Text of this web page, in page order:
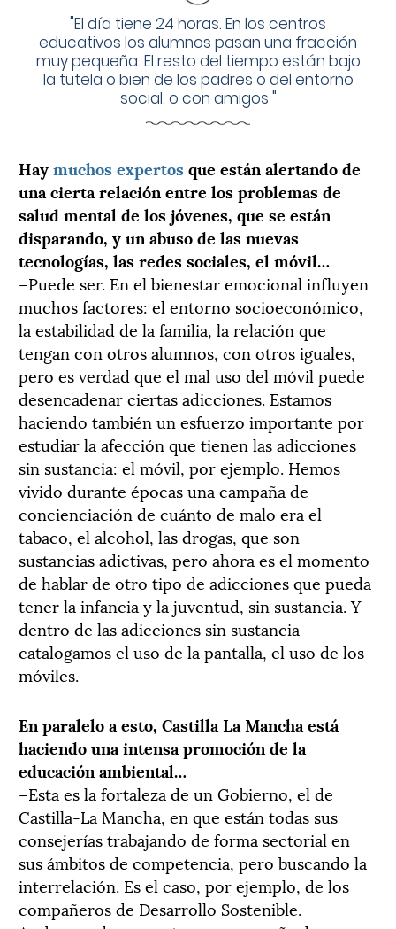
"El día tiene 24 horas. En los centros
educativos los alumnos pasan una fracción
muy pequeña. El resto del tiempo están bajo
la tutela o bien de los padres o del entorno
social, o con amigos "
Haymuchos expertosque están alertando de
una cierta relación entre los problemas de
salud mental de los jóvenes, que se están
disparando, y un abuso de las nuevas
tecnologías, las redes sociales, el móvil…
–Puede ser. En el bienestar emocional influyen
muchos factores: el entorno socioeconómico,
la estabilidad de la familia, la relación que
tengan con otros alumnos, con otros iguales,
pero es verdad que el mal uso del móvil puede
desencadenar ciertas adicciones. Estamos
haciendo también un esfuerzo importante por
estudiar la afección que tienen las adicciones
sin sustancia: el móvil, por ejemplo. Hemos
vivido durante épocas una campaña de
concienciación de cuánto de malo era el
tabaco, el alcohol, las drogas, que son
sustancias adictivas, pero ahora es el momento
de hablar de otro tipo de adicciones que pueda
tener la infancia y la juventud, sin sustancia. Y
dentro de las adicciones sin sustancia
catalogamos el uso de la pantalla, el uso de los
móviles.
En paralelo a esto, Castilla La Mancha está
haciendo una intensa promoción de la
educación ambiental…
–Esta es la fortaleza de un Gobierno, el de
Castilla-La Mancha, en que están todas sus
consejerías trabajando de forma sectorial en
sus ámbitos de competencia, pero buscando la
interrelación. Es el caso, por ejemplo, de los
compañeros de Desarrollo Sostenible.